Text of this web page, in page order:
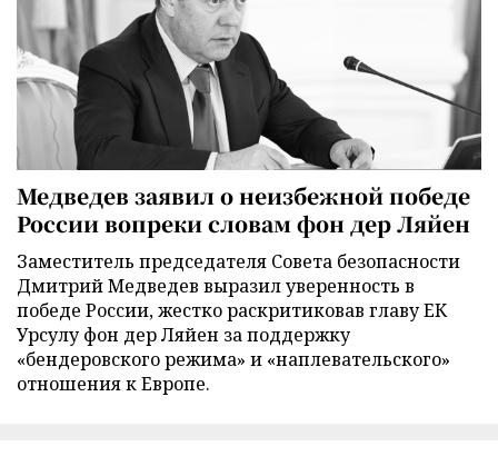
Медведев заявил о неизбежной победе
России вопреки словам фон дер Ляйен
Заместитель председателя Совета безопасности
Дмитрий Медведев выразил уверенность в
победе России, жестко раскритиковав главу ЕК
Урсулу фон дер Ляйен за поддержку
«бендеровского режима» и «наплевательского»
отношения к Европе.